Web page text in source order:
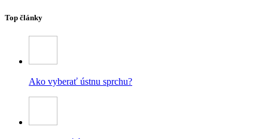
Top články
Ako vyberať ústnu sprchu?